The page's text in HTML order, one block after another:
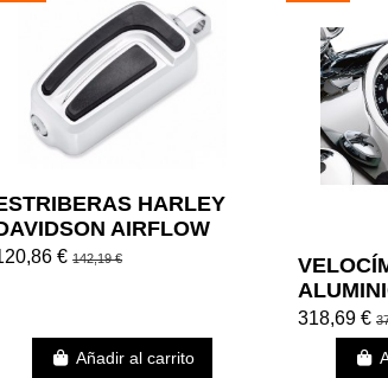
HARLEY
AIRFLOW
€142,19 €
Añadir al carrito
318,69 €